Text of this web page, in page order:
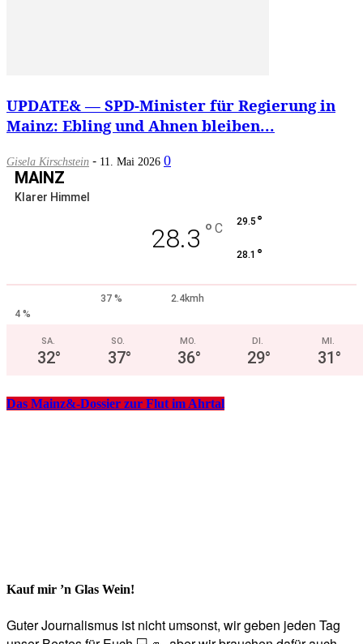
UPDATE& — SPD-Minister für Regierung in
Mainz: Ebling und Ahnen bleiben...
Gisela Kirschstein - 11. Mai 2026 0
MAINZ
Klarer Himmel
28.3 ° C 29.5 °
28.1 °
37 %
2.4kmh
4 %
SA.
32°
SO.
37°
MO.
36°
DI.
29°
MI.
31°
Das Mainz&-Dossier zur Flut im Ahrtal
Kauf mir ’n Glas Wein!
Guter Journalismus ist nicht umsonst, wir geben jeden Tag